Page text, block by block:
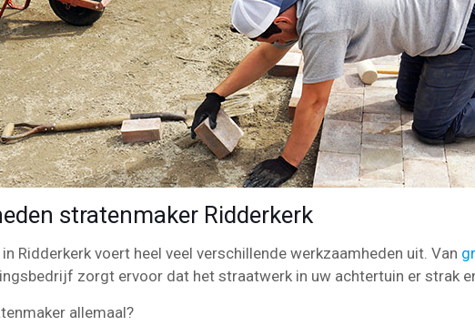
stratenmaker Ridderkerk
Ridderkerk voert heel veel verschillende werkzaamheden uit. Van
zorgt ervoor dat het straatwerk in uw achtertuin er strak
allemaal?